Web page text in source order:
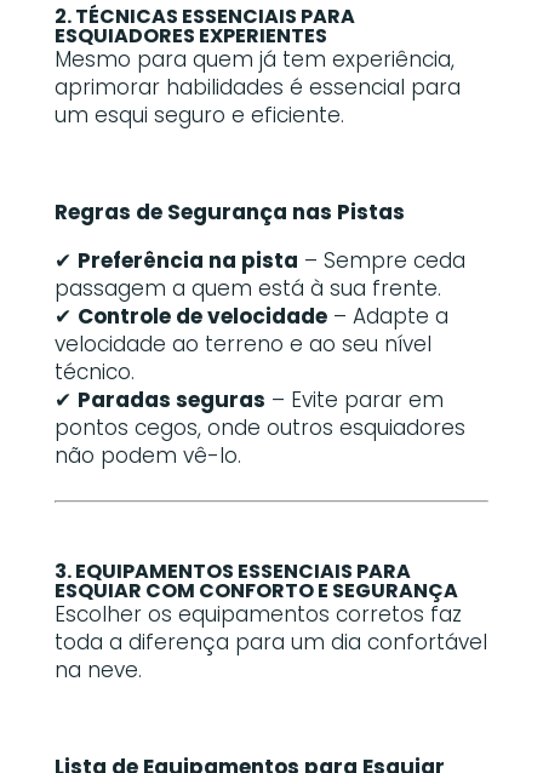
2. TÉCNICAS ESSENCIAIS PARA
ESQUIADORES EXPERIENTES
Mesmo para quem já tem experiência,
aprimorar habilidades é essencial para
um esqui seguro e eficiente.
Regras de Segurança nas Pistas
✔ Preferência na pista – Sempre ceda
passagem a quem está à sua frente.
✔ Controle de velocidade– Adapte a
velocidade ao terreno e ao seu nível
técnico.
✔ Paradas seguras – Evite parar em
pontos cegos, onde outros esquiadores
não podem vê-lo.
3. EQUIPAMENTOS ESSENCIAIS PARA
ESQUIAR COM CONFORTO E SEGURANÇA
Escolher os equipamentos corretos faz
toda a diferença para um dia confortável
na neve.
Lista de Equipamentos para Esquiar